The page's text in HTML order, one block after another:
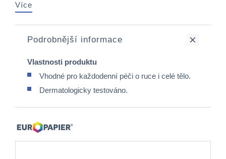
Více
Podrobnější informace
Vlastnosti produktu
Vhodné pro každodenní péči o ruce i celé tělo.
Dermatologicky testováno.